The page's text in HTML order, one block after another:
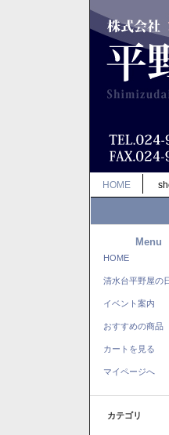
HOME
Menu
HOME
清水台平野屋の
イベント案内
おすすめの商品
カートを見る
マイページへ
カテゴリ